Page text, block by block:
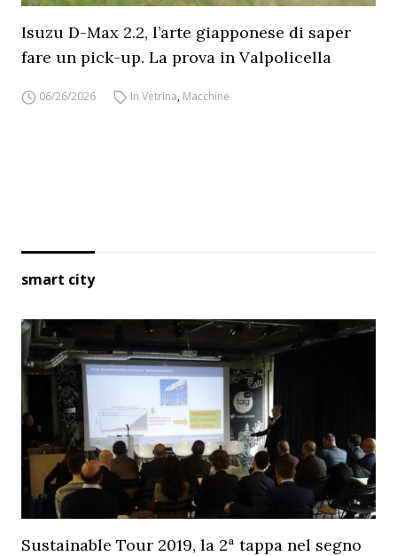
Isuzu D-Max 2.2, l’arte giapponese di saper
fare un pick-up. La prova in Valpolicella
06/26/2026 In Vetrina, Macchine
smart city
Sustainable Tour 2019, la 2ª tappa nel segno